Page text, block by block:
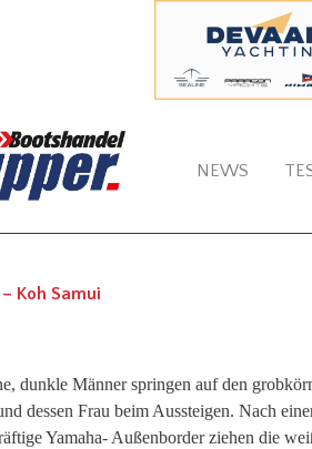
NEWS
Koh Samui
dunkle Männer springen auf den
dessen Frau beim Aussteigen. Nach
Yamaha- Außenborder ziehen die